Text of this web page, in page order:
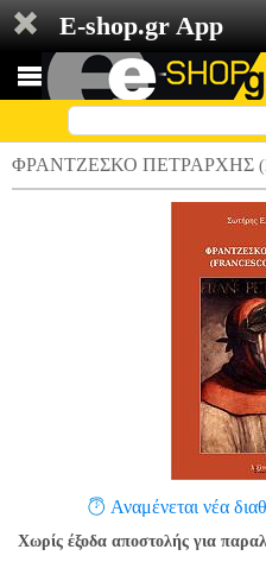
E-shop.gr App
ΦΡΑΝΤΖΕΣΚΟ ΠΕΤΡΑΡΧΗΣ
Αναμένεται νέα
Χωρίς έξοδα αποστολής για